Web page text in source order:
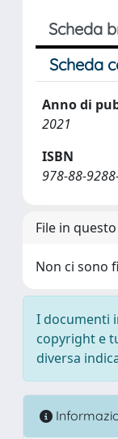
Scheda
Scheda
Anno di
2021
ISBN
978-88-
File in
Non ci sono
I documenti
copyright e
diversa